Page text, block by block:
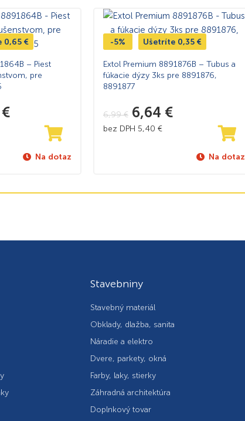
0,65 €
– Piest
pre
€
Na dotaz
-5% Ušetríte 0,35 €
Extol Premium 8891876B – Tubus a
fúkacie dýzy 3ks pre 8891876,
8891877
6,99€ 6,64 €
bez DPH 5,40 €
Na dotaz
Stavebniny
Stavebný materiál
Obklady, dlažba, sanita
Náradie a elektro
Dvere, parkety, okná
Farby, laky, stierky
Záhradná architektúra
Doplnkový tovar